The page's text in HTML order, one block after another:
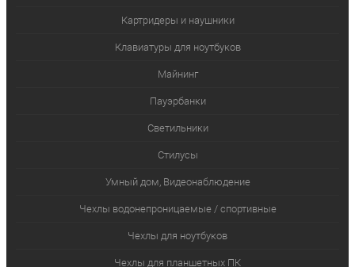
Картридеры и наушники
Клавиатуры для ноутбуков
Майнинг
Пауэрбанки
Светильники
Стилусы
Умный дом, Видеонаблюдение
Чехлы водонепроницаемые / спортивные
Чехлы для ноутбуков
Чехлы для планшетных ПК